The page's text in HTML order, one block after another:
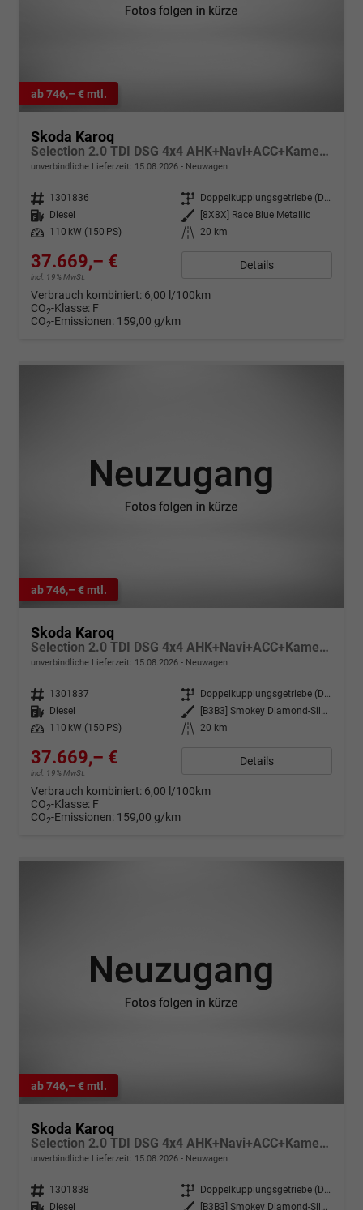
ab 746,– € mtl.
Skoda Karoq
Selection 2.0 TDI DSG 4x4 AHK+Navi+ACC+Kamera+Sitzheiz+eHeck+Chrom+Lodge+GV5
unverbindliche Lieferzeit: 15.08.2026 Neuwagen
Fahrzeugnr. 1301836 Getriebe
Doppelkupplungsgetriebe (DSG)
Kraftstoff
Diesel Außenfarbe
[8X8X] Race Blue Metallic
Leistung
110 kW (150 PS) Kilometerstand 20 km
37.669,– €
incl. 19% MwSt.
Details
Verbrauch kombiniert: 6,00 l/100km
CO2-Klasse: F
CO2-Emissionen: 159,00 g/km
ab 746,– € mtl.
Skoda Karoq
Selection 2.0 TDI DSG 4x4 AHK+Navi+ACC+Kamera+Sitzheiz+eHeck+Chrom+Lodge+GV5
unverbindliche Lieferzeit: 15.08.2026 Neuwagen
Fahrzeugnr. 1301837 Getriebe
Doppelkupplungsgetriebe (DSG)
Kraftstoff
Diesel Außenfarbe
[B3B3] Smokey Diamond-Silber Metallic
Leistung
110 kW (150 PS) Kilometerstand 20 km
37.669,– €
incl. 19% MwSt.
Details
Verbrauch kombiniert: 6,00 l/100km
CO2-Klasse: F
CO2-Emissionen: 159,00 g/km
ab 746,– € mtl.
Skoda Karoq
Selection 2.0 TDI DSG 4x4 AHK+Navi+ACC+Kamera+Sitzheiz+eHeck+Chrom+Lodge+GV5
unverbindliche Lieferzeit: 15.08.2026 Neuwagen
Fahrzeugnr. 1301838 Getriebe
Doppelkupplungsgetriebe (DSG)
Kraftstoff
Diesel Außenfarbe [B3B3] Smokey Diamond-Silber Metallic